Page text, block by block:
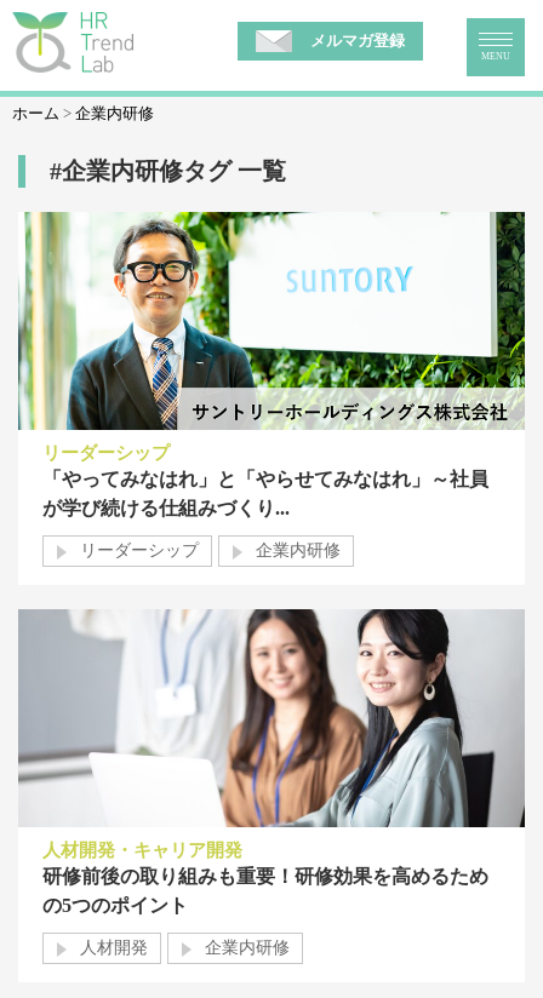
メルマガ登録
MENU
ホーム 企業内研修
#企業内研修タグ 一覧
リーダーシップ
「やってみなはれ」と「やらせてみなはれ」～社員
が学び続ける仕組みづくり...
リーダーシップ 企業内研修
人材開発・キャリア開発
研修前後の取り組みも重要！研修効果を高めるため
の5つのポイント
人材開発 企業内研修